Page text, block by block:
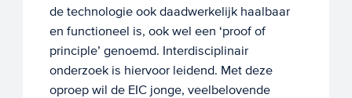
de technologie ook daadwerkelijk haalbaar
en functioneel is, ook wel een ‘proof of
principle’ genoemd. Interdisciplinair
onderzoek is hiervoor leidend. Met deze
oproep wil de EIC jonge, veelbelovende